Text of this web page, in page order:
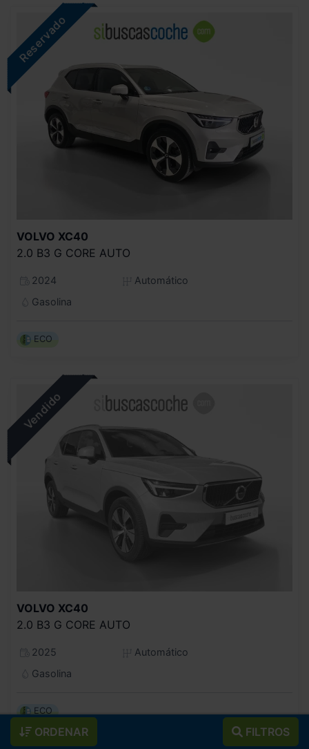
ORDENAR FILTROS
VOLVO XC40
2.0 B3 G CORE AUTO
2024
Automático
Gasolina
ECO
VOLVO XC40
2.0 B3 G CORE AUTO
2025
Automático
Gasolina
ECO